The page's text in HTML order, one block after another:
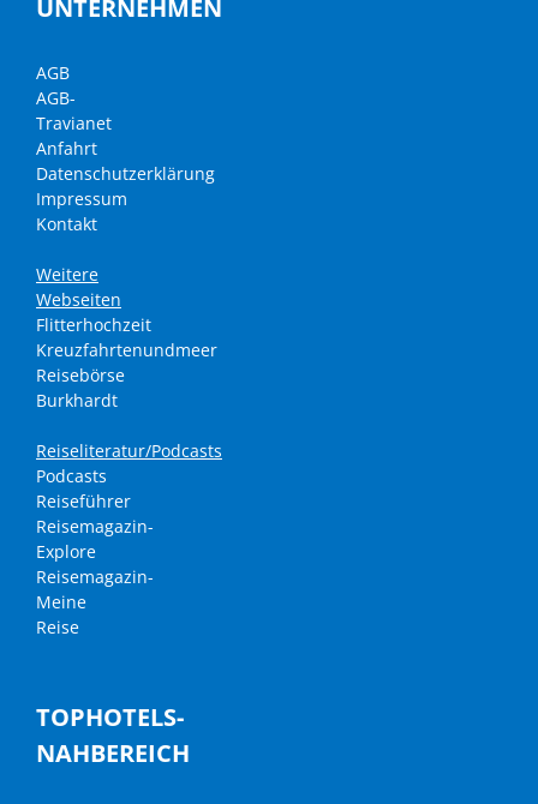
UNTERNEHMEN
AGB
AGB-
Travianet
Anfahrt
Datenschutzerklärung
Impressum
Kontakt
Weitere
Webseiten
Flitterhochzeit
Kreuzfahrtenundmeer
Reisebörse
Burkhardt
Reiseliteratur/Podcasts
Podcasts
Reiseführer
Reisemagazin-
Explore
Reisemagazin-
Meine
Reise
TOPHOTELS-
NAHBEREICH